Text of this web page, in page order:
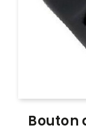
Bouton